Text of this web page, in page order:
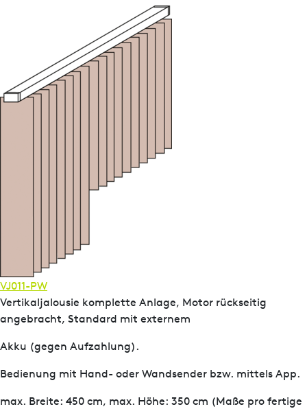
VJ011-PW
Vertikaljalousie komplette Anlage, Motor rückseitig
angebracht, Standard mit externem
Akku (gegen Aufzahlung).
Bedienung mit Hand- oder Wandsender bzw. mittels App.
max. Breite: 450 cm, max. Höhe: 350 cm (Maße pro fertige